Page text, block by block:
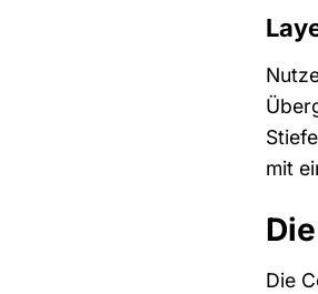
mit
Die